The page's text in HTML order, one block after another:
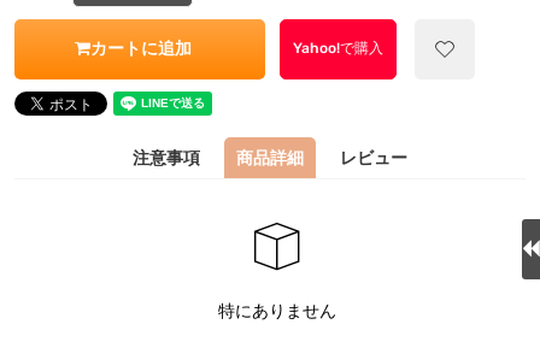
カートに追加 Yahoo!で購入
注意事項 商品詳細 レビュー
特にありません